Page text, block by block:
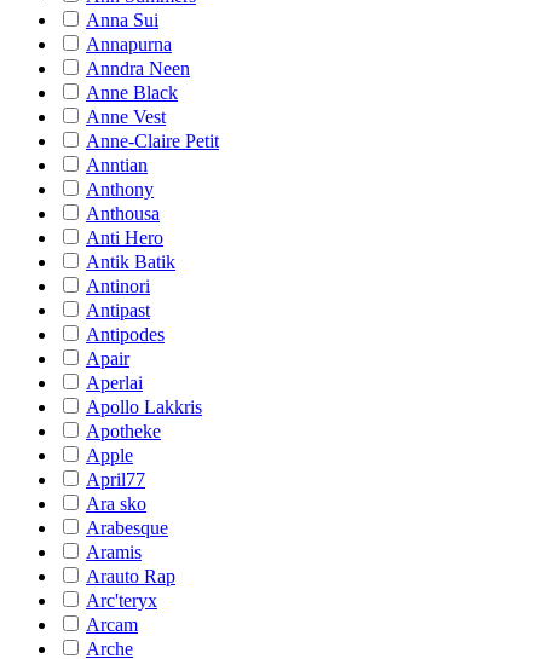
Anna Sui
Annapurna
Anndra Neen
Anne Black
Anne Vest
Anne-Claire Petit
Anntian
Anthony
Anthousa
Anti Hero
Antik Batik
Antinori
Antipast
Antipodes
Apair
Aperlai
Apollo Lakkris
Apotheke
Apple
April77
Ara sko
Arabesque
Aramis
Arauto Rap
Arc'teryx
Arcam
Arche